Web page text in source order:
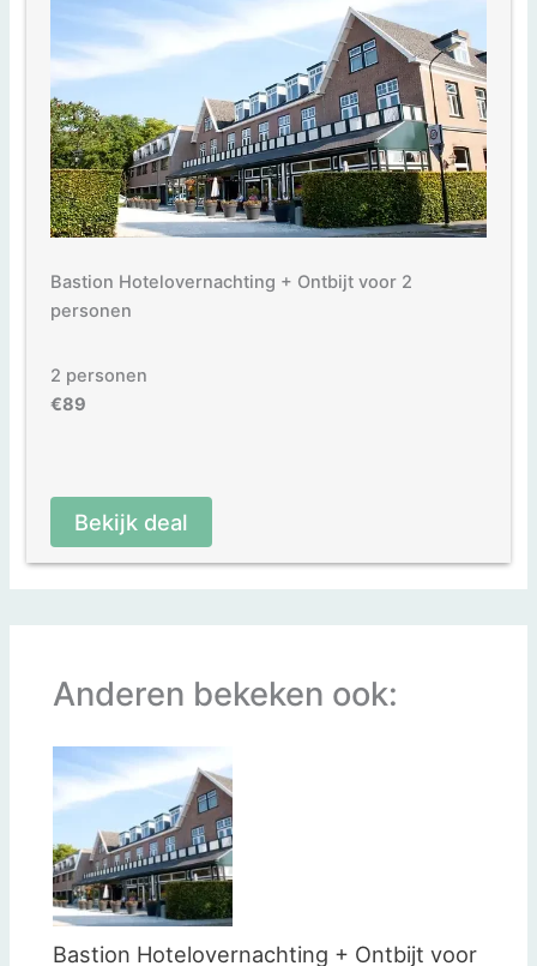
Bastion Hotelovernachting + Ontbijt voor 2
personen
2 personen
€89
Bekijk deal
Anderen bekeken ook:
Bastion Hotelovernachting + Ontbijt voor